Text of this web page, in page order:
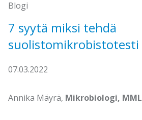
Blogi
7 syytä miksi tehdä
suolistomikrobistotesti
07.03.2022
Annika Mäyrä, Mikrobiologi, MML